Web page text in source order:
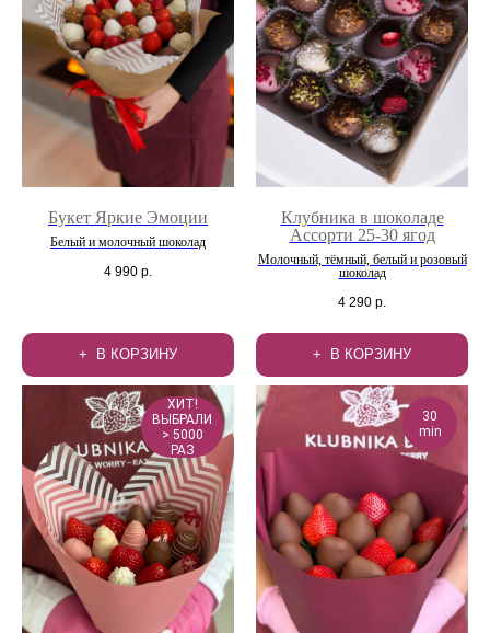
Букет Яркие Эмоции
Белый и молочный шоколад
4 990 р.
В КОРЗИНУ
Клубника в шоколаде
Ассорти 25-30 ягод
Молочный, тёмный, белый и розовый
шоколад
4 290 р.
В КОРЗИНУ
ХИТ!
ВЫБРАЛИ
> 5000
РАЗ
30
min